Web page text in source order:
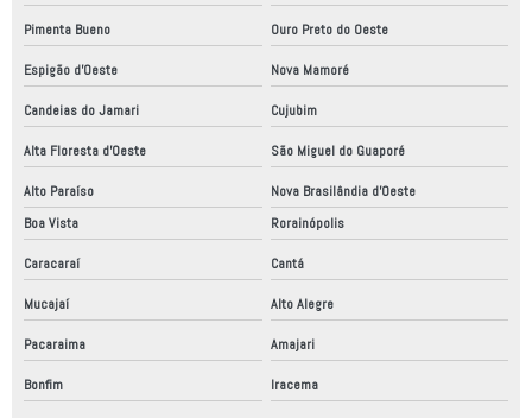
Pimenta Bueno Ouro Preto do Oeste
Espigão d'Oeste Nova Mamoré
Candeias do Jamari Cujubim
Alta Floresta d'Oeste São Miguel do Guaporé
Alto Paraíso
Nova Brasilândia d'Oeste
Boa Vista
Rorainópolis
Caracaraí Cantá
Mucajaí Alto Alegre
Pacaraima Amajari
Bonfim Iracema